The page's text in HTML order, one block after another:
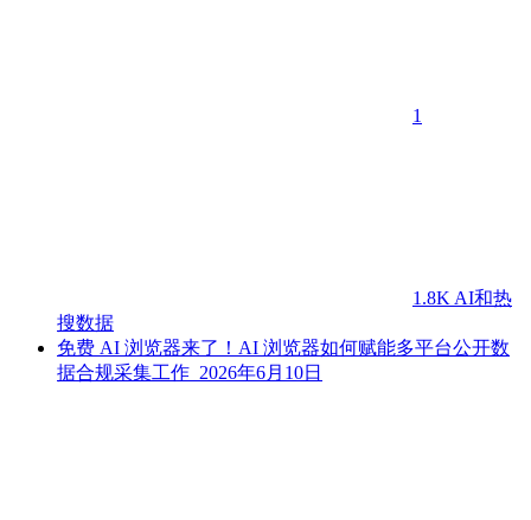
1
1.8K AI和热
搜数据
免费 AI 浏览器来了！AI 浏览器如何赋能多平台公开数
据合规采集工作 2026年6月10日